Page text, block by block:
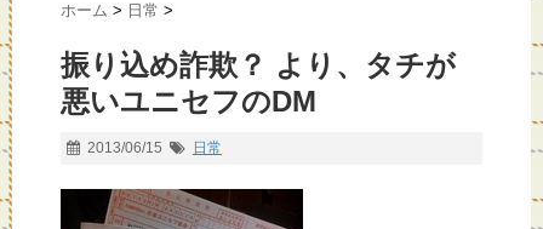
ホーム > 日常 >
振り込め詐欺？ より、タチが
悪いユニセフのDM
2013/06/15 日常